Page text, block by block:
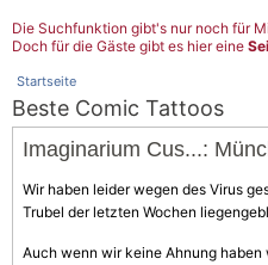
Die Suchfunktion gibt's nur noch für
Doch für die Gäste gibt es hier eine
Startseite
Beste Comic Tattoos
Imaginarium Cus...:
Wir haben leider wegen des Virus
Trubel der letzten Wochen
Auch wenn wir keine Ahnung